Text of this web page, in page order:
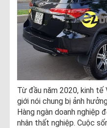
Từ đầu năm 2020, kinh
giới nói chung bị ảnh
Hàng ngàn doanh nghiệp
nhân thất nghiệp. Cuộc